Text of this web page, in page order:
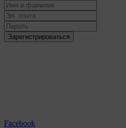
Зарегистрироваться
Facebook